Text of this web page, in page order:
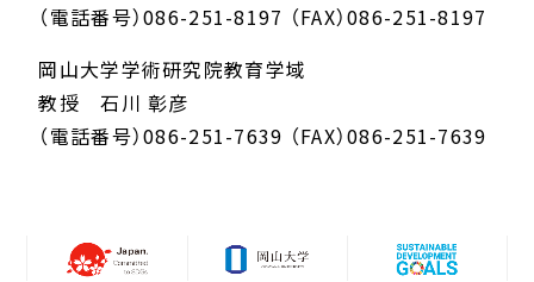
（電話番号）086-251-8197 （FAX）086-251-8197
岡山大学学術研究院教育学域
教授 石川 彰彦
（電話番号）086-251-7639 （FAX）086-251-7639